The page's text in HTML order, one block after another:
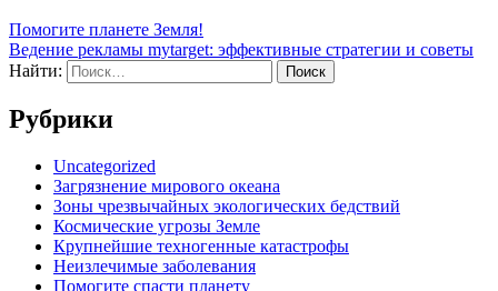
Помогите планете Земля!
Ведение рекламы mytarget: эффективные стратегии и советы
Найти:
Рубрики
Uncategorized
Загрязнение мирового океана
Зоны чрезвычайных экологических бедствий
Космические угрозы Земле
Крупнейшие техногенные катастрофы
Неизлечимые заболевания
Помогите спасти планету